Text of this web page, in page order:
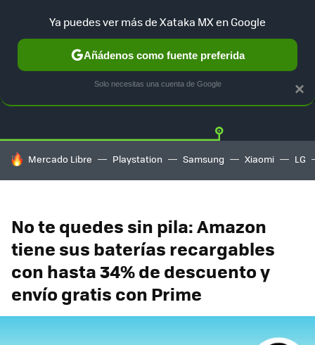
GUÍA DE COMPRAS MERCADO LIBRE
HOY SE HABLA DE
Mercado Libre Playstation Samsung Xiaomi LG
No te quedes sin pila: Amazon
tiene sus baterías recargables
con hasta 34% de descuento y
envío gratis con Prime
×
Ya puedes ver más de Xataka MX en Google
Añádenos como fuente preferida
Solo necesitas una cuenta de Google